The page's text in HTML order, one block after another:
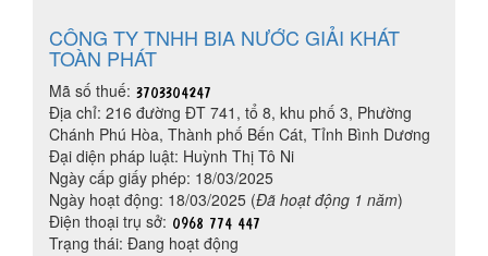
CÔNG TY TNHH BIA NƯỚC GIẢI KHÁT
TOÀN PHÁT
Mã số thuế:
Địa chỉ: 216 đường ĐT 741, tổ 8, khu phố 3, Phường
Chánh Phú Hòa, Thành phố Bến Cát, Tỉnh Bình Dương
Đại diện pháp luật: Huỳnh Thị Tô Ni
Ngày cấp giấy phép: 18/03/2025
Ngày hoạt động: 18/03/2025 (Đã hoạt động 1 năm)
Điện thoại trụ sở:
Trạng thái: Đang hoạt động